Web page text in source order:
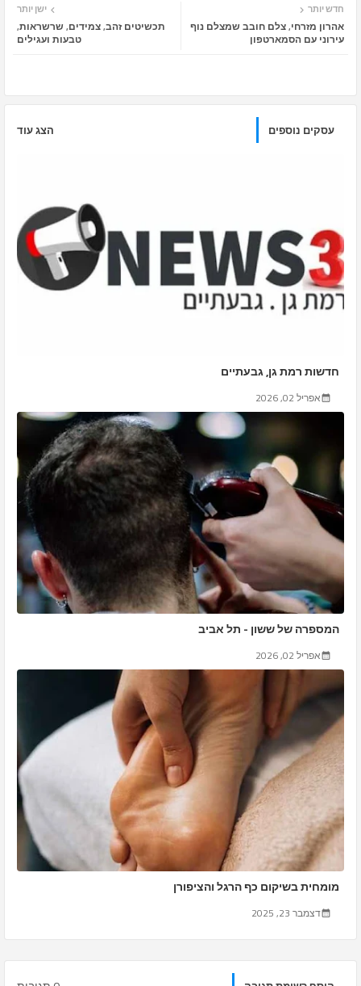
tter
ats
חדש יותר
אהרון מזרחי, צלם חובב שמצלם נוף
עירוני עם הסמארטפון
ישן יותר
תכשיטים זהב, צמידים, שרשראות,
טבעות ועגילים
עסקים נוספים הצג עוד
חדשות רמת גן, גבעתיים
אפריל 02, 2026
המספרה של ששון - תל אביב
אפריל 02, 2026
מומחית בשיקום כף הרגל והציפורן
דצמבר 23, 2025